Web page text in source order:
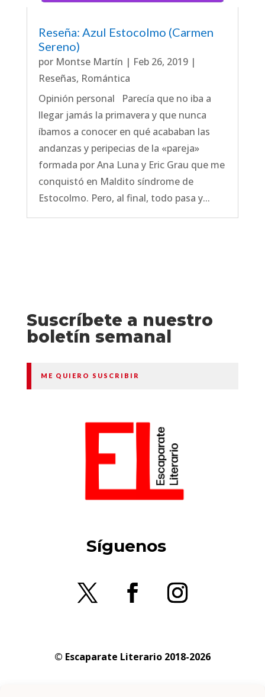
Reseña: Azul Estocolmo (Carmen
Sereno)
por Montse Martín | Feb 26, 2019|
Reseñas, Romántica
Opinión personal Parecía que no iba a
llegar jamás la primavera y que nunca
íbamos a conocer en qué acababan las
andanzas y peripecias de la «pareja»
formada por Ana Luna y Eric Grau que me
conquistó en Maldito síndrome de
Estocolmo. Pero, al final, todo pasa y...
Suscríbete a nuestro
boletín semanal
ME QUIERO SUSCRIBIR
Síguenos
© Escaparate Literario 2018-2026